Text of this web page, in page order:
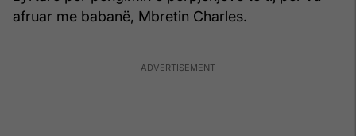
afruar me babanë, Mbretin Charles.